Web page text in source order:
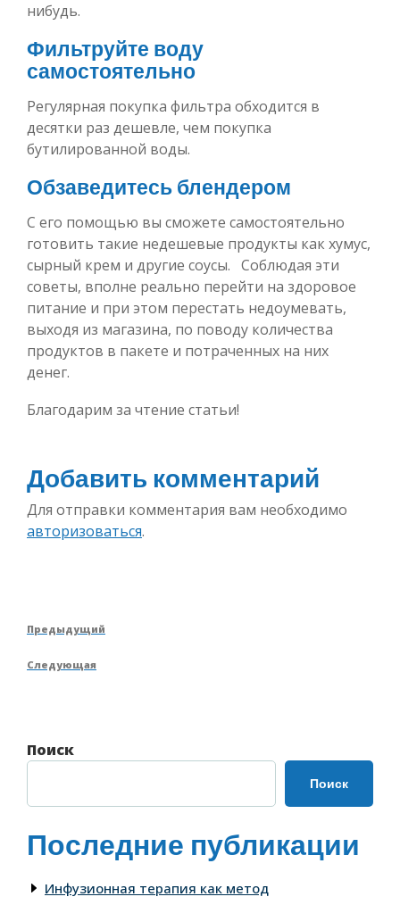
нибудь.
Фильтруйте воду
самостоятельно
Регулярная покупка фильтра обходится в
десятки раз дешевле, чем покупка
бутилированной воды.
Обзаведитесь блендером
С его помощью вы сможете самостоятельно
готовить такие недешевые продукты как хумус,
сырный крем и другие соусы. Соблюдая эти
советы, вполне реально перейти на здоровое
питание и при этом перестать недоумевать,
выходя из магазина, по поводу количества
продуктов в пакете и потраченных на них
денег.
Благодарим за чтение статьи!
Добавить комментарий
Для отправки комментария вам необходимо
авторизоваться.
Навигация
по
записям
Предыдущая
Предыдущий
Следующая
Следующая
Поиск
Поиск
Последние публикации
Инфузионная терапия как метод